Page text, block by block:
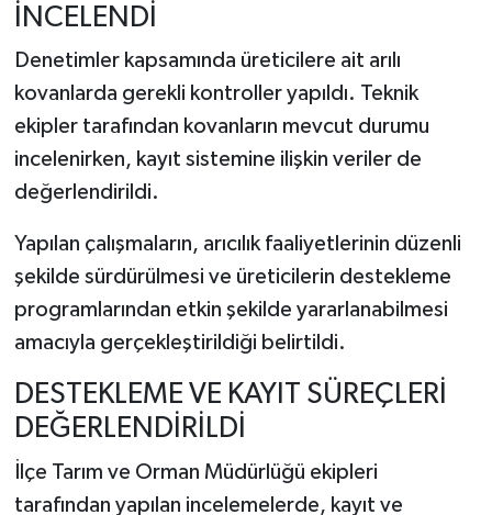
İNCELENDİ
Denetimler kapsamında üreticilere ait arılı
kovanlarda gerekli kontroller yapıldı. Teknik
ekipler tarafından kovanların mevcut durumu
incelenirken, kayıt sistemine ilişkin veriler de
değerlendirildi.
Yapılan çalışmaların, arıcılık faaliyetlerinin düzenli
şekilde sürdürülmesi ve üreticilerin destekleme
programlarından etkin şekilde yararlanabilmesi
amacıyla gerçekleştirildiği belirtildi.
DESTEKLEME VE KAYIT SÜREÇLERİ
DEĞERLENDİRİLDİ
İlçe Tarım ve Orman Müdürlüğü ekipleri
tarafından yapılan incelemelerde, kayıt ve